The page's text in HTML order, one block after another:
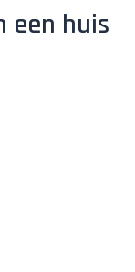
een huis